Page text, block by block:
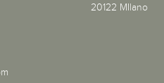
20122 MIlano